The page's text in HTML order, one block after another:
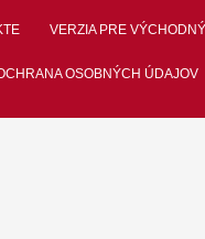
VERZIA PRE
OSOBNÝCH ÚDAJOV